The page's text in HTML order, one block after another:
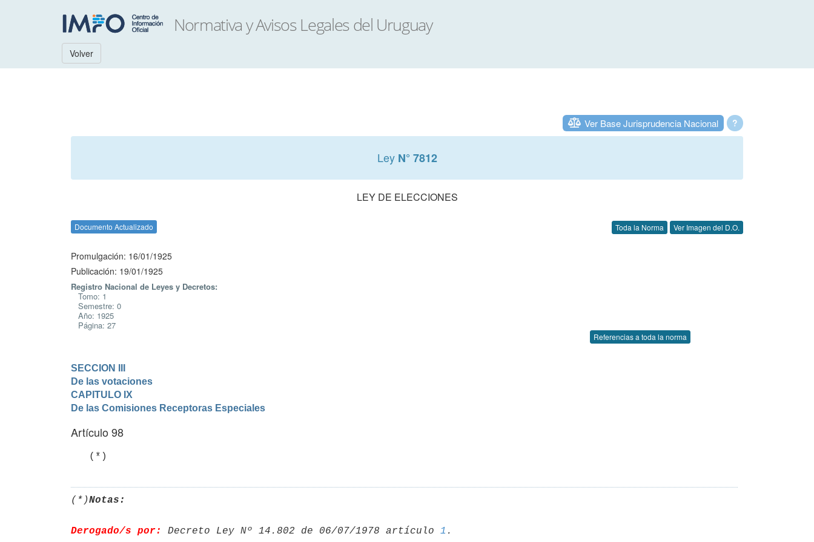
Volver
?
Ver Base Jurisprudencia Nacional
Ley N° 7812
LEY DE ELECCIONES
Documento Actualizado Toda la Norma Ver Imagen del D.O.
Promulgación: 16/01/1925
Publicación: 19/01/1925
Registro Nacional de Leyes y Decretos:
Tomo: 1
Semestre: 0
Año: 1925
Página: 27
Referencias a toda la norma
SECCION III
De las votaciones
CAPITULO IX
De las Comisiones Receptoras Especiales
Artículo 98
   (*)
(*)Notas:
Derogado/s por: Decreto Ley Nº 14.802 de 06/07/1978 artículo 1